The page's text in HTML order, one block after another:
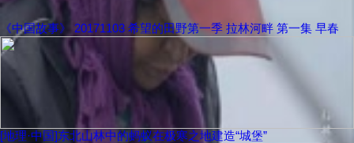
《中国故事》 20171103 希望的田野第一季 拉林河畔 第一集 早春
[地理·中国]东北山林中的蚂蚁在极寒之地建造“城堡”